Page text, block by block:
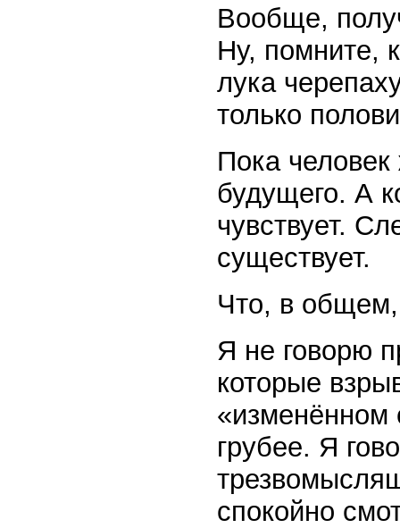
Вообще,
Ну, помните,
лука
только
Пока
будущего. А
чувствует.
существует.
Что, в
Я не говорю
которые
«изменённом
грубее. Я
спокойно